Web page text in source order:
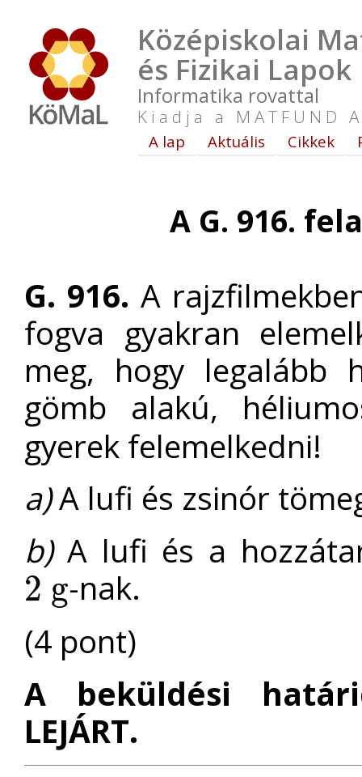
Középiskolai
és Fizikai Lapok
Informatika rovattal
Kiadja a MATFUND
A lap Aktuális Cikkek
A G. 916.
G. 916. A
fogva gyakran
meg, hogy legalább
gömb alakú,
gyerek felemelkedni!
a)A lufi és zsinór
b)A lufi és a
2 g
2 g
-nak.
(4 pont)
A beküldési
LEJÁRT.